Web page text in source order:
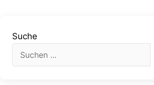
Suche